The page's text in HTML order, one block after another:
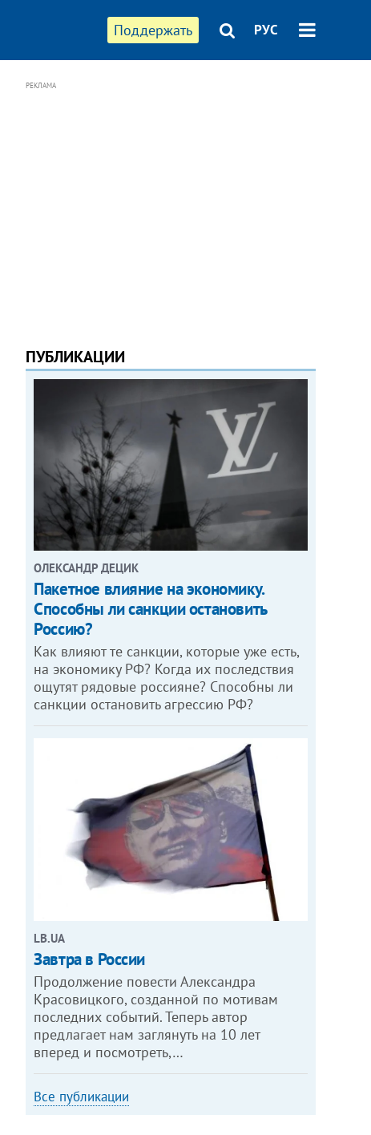
Поддержать РУС
РЕКЛАМА
ПУБЛИКАЦИИ
ОЛЕКСАНДР ДЕЦИК
Пакетное влияние на экономику.
Способны ли санкции остановить
Россию?
Как влияют те санкции, которые уже есть,
на экономику РФ? Когда их последствия
ощутят рядовые россияне? Способны ли
санкции остановить агрессию РФ?
LB.UA
Завтра в России
Продолжение повести Александра
Красовицкого, созданной по мотивам
последних событий. Теперь автор
предлагает нам заглянуть на 10 лет
вперед и посмотреть,…
Все публикации